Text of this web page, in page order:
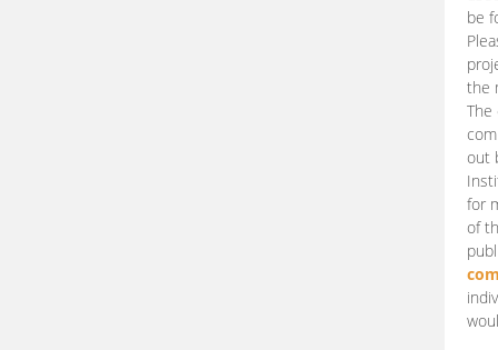
be
the
The
out
for
of